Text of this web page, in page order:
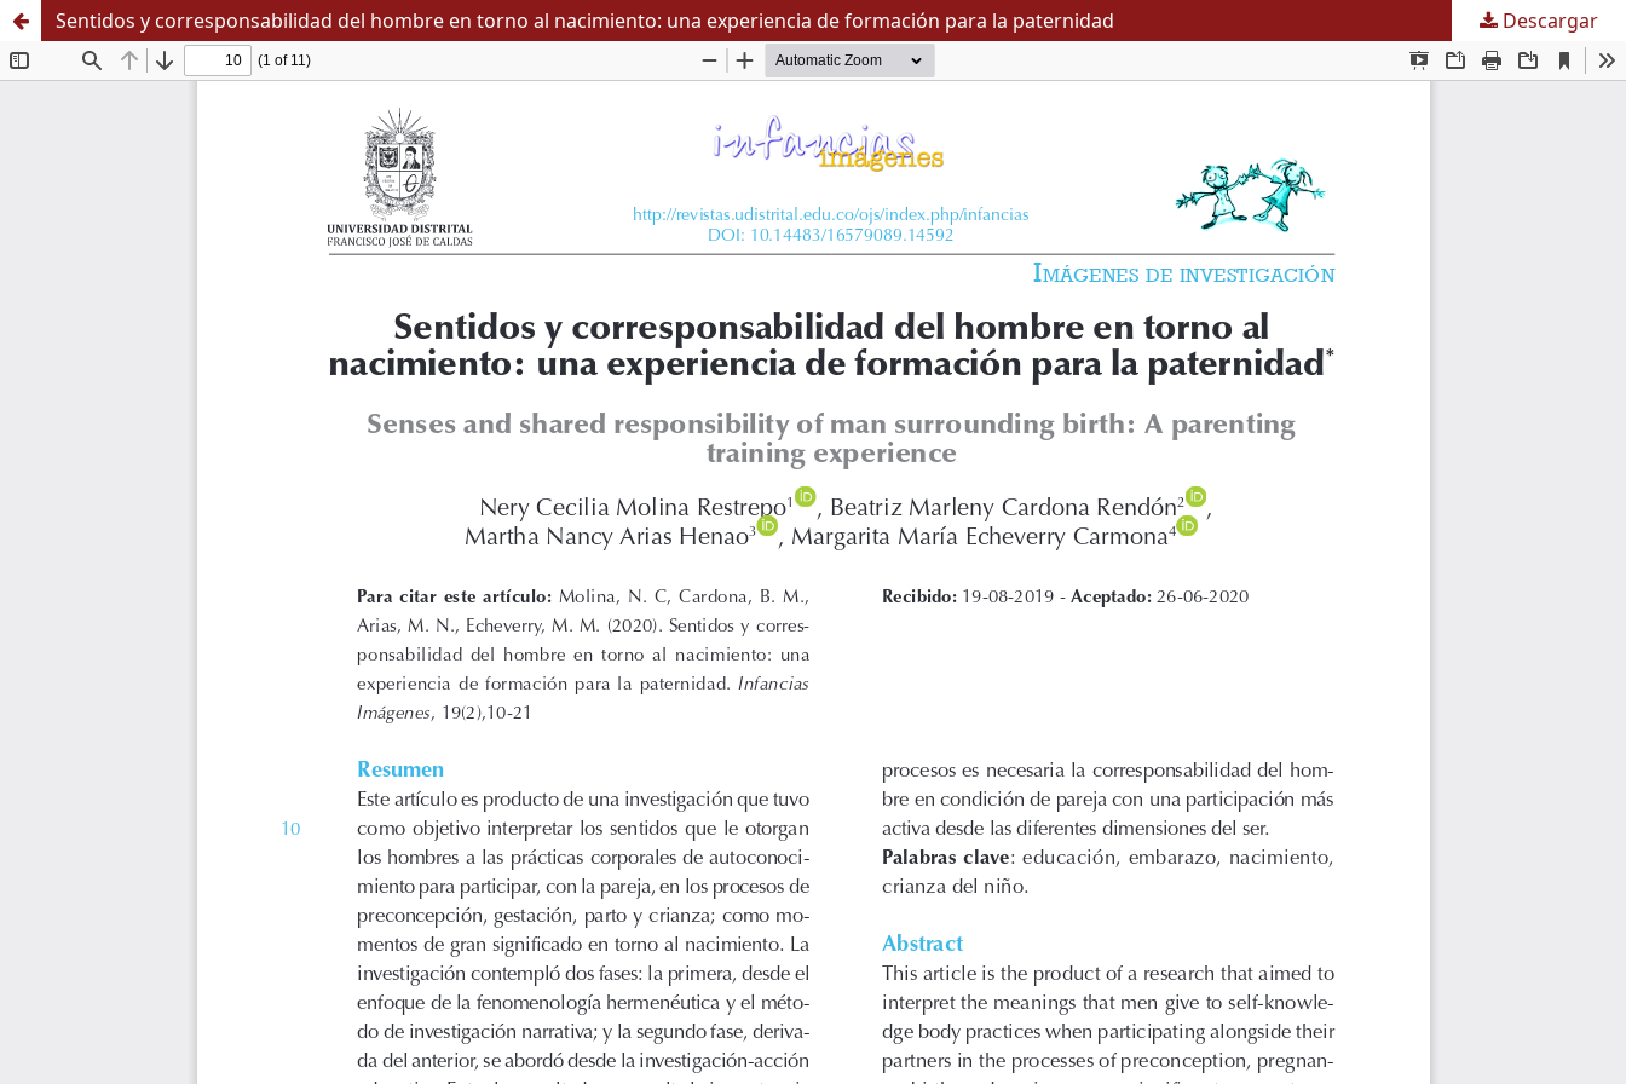
Sentidos y corresponsabilidad del hombre en torno al nacimiento: una experiencia de formación para la paternidad Descargar